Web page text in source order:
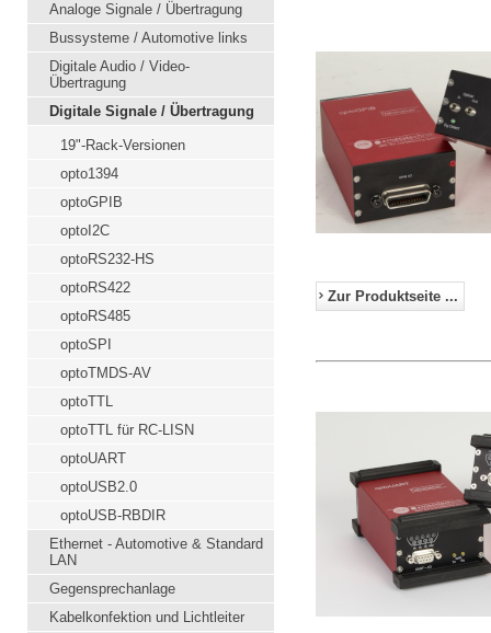
Analoge Signale / Übertragung
Bussysteme / Automotive links
Digitale Audio / Video-
Übertragung
Digitale Signale / Übertragung
19"-Rack-Versionen
opto1394
optoGPIB
optoI2C
optoRS232-HS
optoRS422
optoRS485
optoSPI
optoTMDS-AV
optoTTL
optoTTL für RC-LISN
optoUART
optoUSB2.0
optoUSB-RBDIR
Ethernet - Automotive & Standard
LAN
Gegensprechanlage
Kabelkonfektion und Lichtleiter
Zur Produktseite ...